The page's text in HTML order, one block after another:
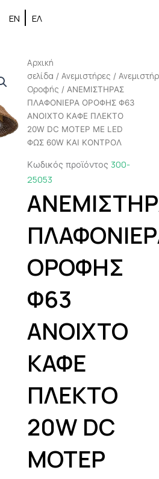
ΕΝ ΕΛ
Αρχική
σελίδα /Ανεμιστήρες /
Oροφής / ΑΝΕΜΙΣΤΗΡΑΣ
ΠΛΑΦΟΝΙΕΡΑ ΟΡΟΦΗΣ Φ63
ΑΝΟΙΧΤΟ ΚΑΦΕ ΠΛΕΚΤΟ
20W DC ΜΟΤΕΡ ΜΕ LED
ΦΩΣ 60W ΚΑΙ ΚΟΝΤΡΟΛ
Κωδικός προϊόντος 300-
25053
ΟΡΟΦΗΣ
Φ63
ΑΝΟΙΧΤΟ
ΚΑΦΕ
ΠΛΕΚΤΟ
20W DC
ΜΟΤΕΡ